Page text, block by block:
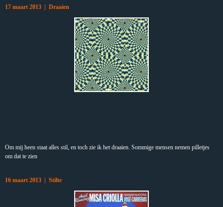
17 maart 2013 | Draaien
Om mij heen staat alles stil, en toch zie ik het draaien. Sommige mensen nemen pilletjes
om dat te zien
16 maart 2013 | Stilte